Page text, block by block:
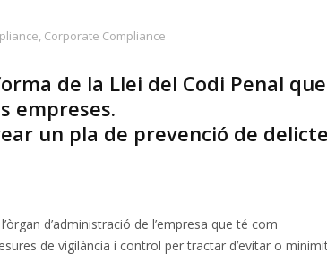
, Corporate Compliance
de la Llei del Codi Penal que
empreses.
un pla de prevenció de
d’administració de l’empresa que té com
de vigilància i control per tractar d’evitar o